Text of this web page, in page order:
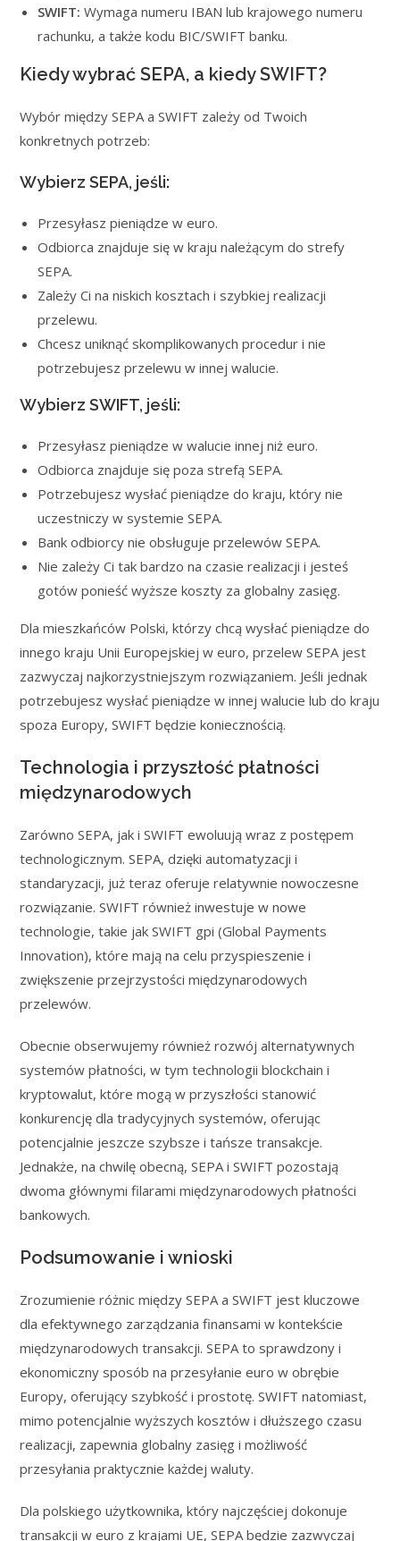
SWIFT: Wymaga numeru IBAN lub krajowego numeru
rachunku, a także kodu BIC/SWIFT banku.
Kiedy wybrać SEPA, a kiedy SWIFT?
Wybór między SEPA a SWIFT zależy od Twoich
konkretnych potrzeb:
Wybierz SEPA, jeśli:
Przesyłasz pieniądze w euro.
Odbiorca znajduje się w kraju należącym do strefy
SEPA.
Zależy Ci na niskich kosztach i szybkiej realizacji
przelewu.
Chcesz uniknąć skomplikowanych procedur i nie
potrzebujesz przelewu w innej walucie.
Wybierz SWIFT, jeśli:
Przesyłasz pieniądze w walucie innej niż euro.
Odbiorca znajduje się poza strefą SEPA.
Potrzebujesz wysłać pieniądze do kraju, który nie
uczestniczy w systemie SEPA.
Bank odbiorcy nie obsługuje przelewów SEPA.
Nie zależy Ci tak bardzo na czasie realizacji i jesteś
gotów ponieść wyższe koszty za globalny zasięg.
Dla mieszkańców Polski, którzy chcą wysłać pieniądze do
innego kraju Unii Europejskiej w euro, przelew SEPA jest
zazwyczaj najkorzystniejszym rozwiązaniem. Jeśli jednak
potrzebujesz wysłać pieniądze w innej walucie lub do kraju
spoza Europy, SWIFT będzie koniecznością.
Technologia i przyszłość płatności
międzynarodowych
Zarówno SEPA, jak i SWIFT ewoluują wraz z postępem
technologicznym. SEPA, dzięki automatyzacji i
standaryzacji, już teraz oferuje relatywnie nowoczesne
rozwiązanie. SWIFT również inwestuje w nowe
technologie, takie jak SWIFT gpi (Global Payments
Innovation), które mają na celu przyspieszenie i
zwiększenie przejrzystości międzynarodowych
przelewów.
Obecnie obserwujemy również rozwój alternatywnych
systemów płatności, w tym technologii blockchain i
kryptowalut, które mogą w przyszłości stanowić
konkurencję dla tradycyjnych systemów, oferując
potencjalnie jeszcze szybsze i tańsze transakcje.
Jednakże, na chwilę obecną, SEPA i SWIFT pozostają
dwoma głównymi filarami międzynarodowych płatności
bankowych.
Podsumowanie i wnioski
Zrozumienie różnic między SEPA a SWIFT jest kluczowe
dla efektywnego zarządzania finansami w kontekście
międzynarodowych transakcji. SEPA to sprawdzony i
ekonomiczny sposób na przesyłanie euro w obrębie
Europy, oferujący szybkość i prostotę. SWIFT natomiast,
mimo potencjalnie wyższych kosztów i dłuższego czasu
realizacji, zapewnia globalny zasięg i możliwość
przesyłania praktycznie każdej waluty.
Dla polskiego użytkownika, który najczęściej dokonuje
transakcji w euro z krajami UE, SEPA będzie zazwyczaj